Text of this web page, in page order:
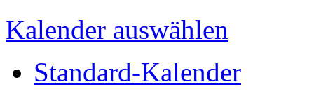
Kalender auswählen
Standard-Kalender